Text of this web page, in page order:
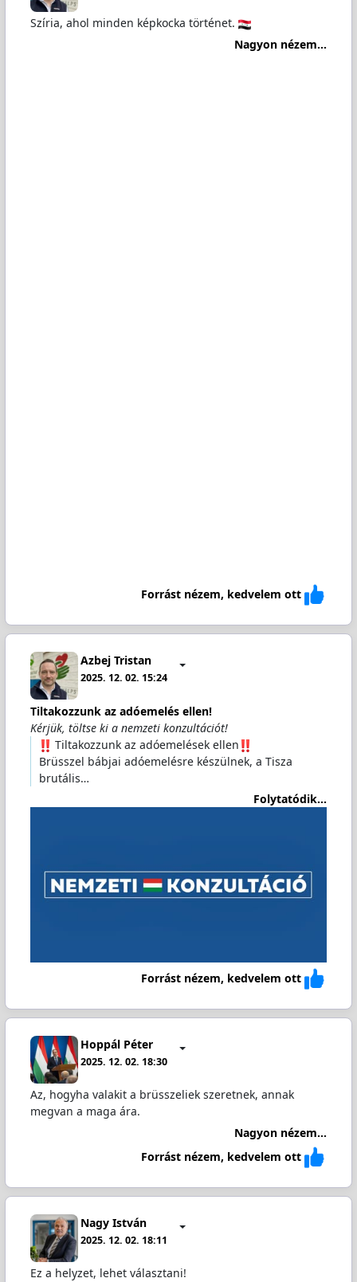
Szíria, ahol minden képkocka történet.
Nagyon nézem...
Forrást nézem, kedvelem ott
Azbej Tristan
2025. 12. 02. 15:24
Tiltakozzunk az adóemelés ellen!
Kérjük, töltse ki a nemzeti konzultációt!
️ Tiltakozzunk az adóemelések ellen
Brüsszel bábjai adóemelésre készülnek, a Tisza
brutális…
Folytatódik...
Forrást nézem, kedvelem ott
Hoppál Péter
2025. 12. 02. 18:30
Az, hogyha valakit a brüsszeliek szeretnek, annak
megvan a maga ára.
Nagyon nézem...
Forrást nézem, kedvelem ott
Nagy István
2025. 12. 02. 18:11
Ez a helyzet, lehet választani!